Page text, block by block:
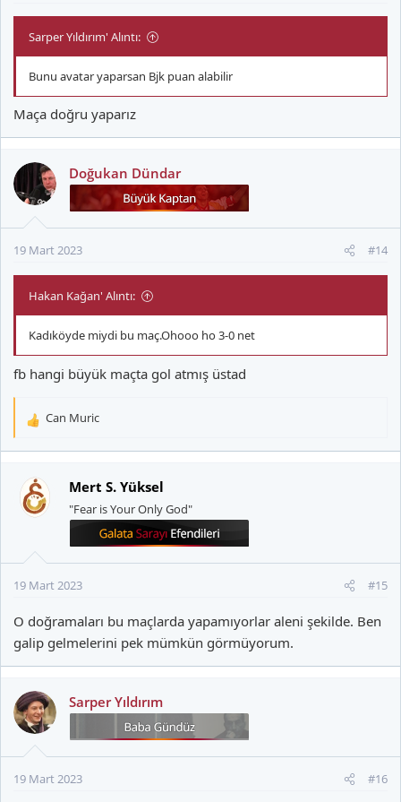
Sarper Yıldırım' Alıntı:
Bunu avatar yaparsan Bjk puan alabilir
Maça doğru yaparız
Doğukan Dündar
19 Mart 2023 #14
Hakan Kağan' Alıntı:
Kadıköyde miydi bu maç.Ohooo ho 3-0 net
fb hangi büyük maçta gol atmış üstad
T
k
i
l
Can Muric
Mert S. Yüksel
"Fear is Your Only God"
19 Mart 2023 #15
O doğramaları bu maçlarda yapamıyorlar aleni şekilde. Ben
galip gelmelerini pek mümkün görmüyorum.
Sarper Yıldırım
19 Mart 2023 #16